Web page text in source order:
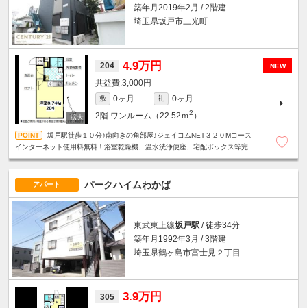
築年月2019年2月 / 2階建
埼玉県坂戸市三光町
NEW
204 4.9万円
3,000円
敷 0ヶ月 礼
0ヶ月
2階 ワンルーム（22.52ｍ2 ）
坂戸駅徒歩１０分♪南向きの角部屋♪ジェイコムNET３２０Mコース
インターネット使用料無料！浴室乾燥機、温水洗浄便座、宅配ボックス等完備
アパート パークハイムわかば
東武東上線坂戸駅 / 徒歩34分
築年月1992年3月 / 3階建
埼玉県鶴ヶ島市富士見２丁目
305 3.9万円